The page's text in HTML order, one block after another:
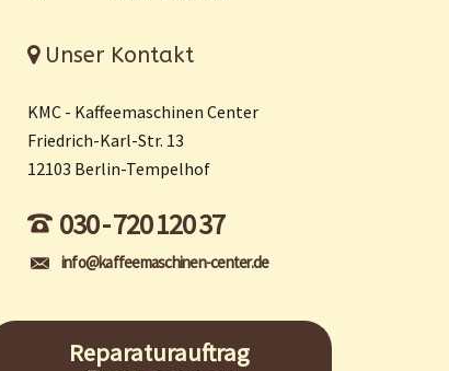
Unser Kontakt
KMC - Kaffeemaschinen Center
Friedrich-Karl-Str. 13
12103 Berlin-Tempelhof
030 - 720 120 37
info@kaffeemaschinen-center.de
Reparaturauftrag